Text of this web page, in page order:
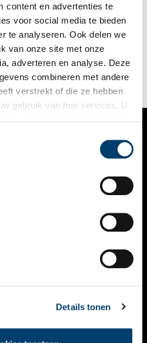
content en advertenties te
voor social media te bieden
te analyseren. Ook delen we
van onze site met onze
adverteren en analyse. Deze
combineren met andere
verstrekt of die ze hebben
gebruik van hun services. U
Details tonen
Haarlems Dagblad de in 1971
de belangrijkste Haarlemmer
hebben zóveel over Haarlem en
de man die steevast met een
afgebeeld.